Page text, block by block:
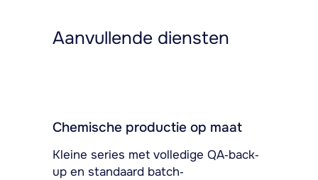
Aanvullende diensten
Chemische productie op maat
Kleine series met volledige QA-back-
up en standaard batch-